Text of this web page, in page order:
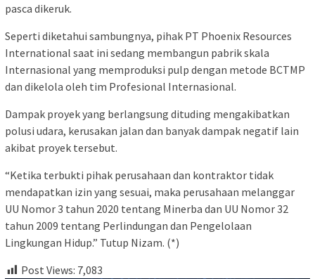
pasca dikeruk.
Seperti diketahui sambungnya, pihak PT Phoenix Resources
International saat ini sedang membangun pabrik skala
Internasional yang memproduksi pulp dengan metode BCTMP
dan dikelola oleh tim Profesional Internasional.
Dampak proyek yang berlangsung dituding mengakibatkan
polusi udara, kerusakan jalan dan banyak dampak negatif lain
akibat proyek tersebut.
“Ketika terbukti pihak perusahaan dan kontraktor tidak
mendapatkan izin yang sesuai, maka perusahaan melanggar
UU Nomor 3 tahun 2020 tentang Minerba dan UU Nomor 32
tahun 2009 tentang Perlindungan dan Pengelolaan
Lingkungan Hidup.” Tutup Nizam. (*)
Post Views: 7,083